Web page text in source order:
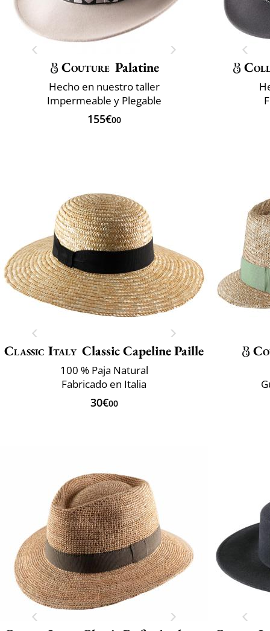
Couture Palatine
Hecho en nuestro taller
Impermeable y Plegable
155€00
Classic Italy Classic Capeline Paille
100 % Paja Natural
Fabricado en Italia
30€00